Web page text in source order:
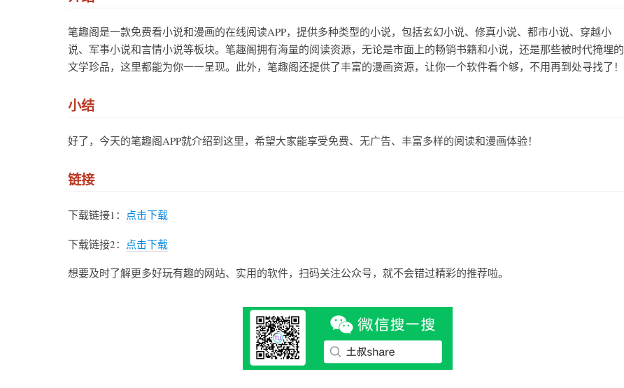
笔趣阁是一款免费看小说和漫画的在线阅读APP，提供多种类型的小说，包括玄幻小说、修真小说、都市小说、穿越小
说、军事小说和言情小说等板块。笔趣阁拥有海量的阅读资源，无论是市面上的畅销书籍和小说，还是那些被时代掩埋的
文学珍品，这里都能为你一一呈现。此外，笔趣阁还提供了丰富的漫画资源，让你一个软件看个够，不用再到处寻找了！
小结
好了，今天的笔趣阁APP就介绍到这里，希望大家能享受免费、无广告、丰富多样的阅读和漫画体验！
链接
下载链接1： 点击下载
下载链接2： 点击下载
想要及时了解更多好玩有趣的网站、实用的软件，扫码关注公众号，就不会错过精彩的推荐啦。